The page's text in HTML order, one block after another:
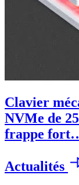
Clavier
NVMe de
frappe
Actualités